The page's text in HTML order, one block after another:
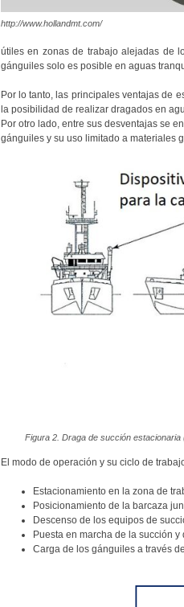
http://www.hollandmt.com/
útiles en zonas de trabajo alejadas de
gánguiles solo es posible en aguas
Por lo tanto, las principales ventajas de
la posibilidad de realizar dragados en
Por otro lado, entre sus desventajas se
gánguiles y su uso limitado a materiales
Figura 2. Draga de succión estacionaria
El modo de operación y su ciclo de
Estacionamiento en la zona de
Posicionamiento de la barcaza
Descenso de los equipos de
Puesta en marcha de la succión
Carga de los gánguiles a través